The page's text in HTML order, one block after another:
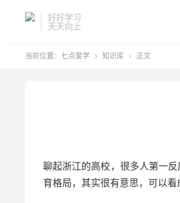
好好学习
天天向上
当前位置： 七点爱学  知识库  正文
聊起浙江的高校，很多人第一
育格局，其实很有意思，可以看